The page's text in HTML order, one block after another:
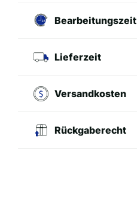
Bearbeitungszeit
Lieferzeit
Versandkosten
Rückgaberecht